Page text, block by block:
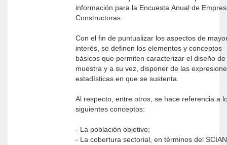
información para la Encuesta Anual de
Constructoras.
Con el fin de puntualizar los aspectos de
interés, se definen los elementos y conceptos
básicos que permiten caracterizar el diseño de
muestra y a su vez, disponer de las
estadísticas en que se sustenta.
Al respecto, entre otros, se hace referencia a
siguientes conceptos:
- La población objetivo;
- La cobertura sectorial, en términos del SCIAN